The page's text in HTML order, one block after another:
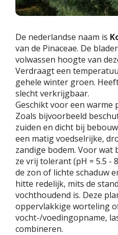
De nederlandse naam is
van de Pinaceae. De
volwassen hoogte van
Verdraagt een
gehele winter groen.
slecht verkrijgbaar.
Geschikt voor een warme
Zoals bijvoorbeeld
zuiden en dicht bij
een matig voedselrijke,
zandige bodem. Voor
ze vrij tolerant (pH = 5.5 -
de zon of lichte schaduw
hitte redelijk, mits de
vochthoudend is. Deze
oppervlakkige worteling
vocht-/voedingopname,
combineren.